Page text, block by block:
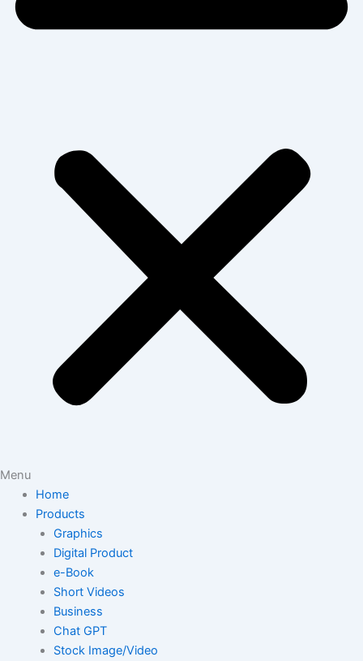
Menu
Home
Products
Graphics
Digital Product
e-Book
Short Videos
Business
Chat GPT
Stock Image/Video